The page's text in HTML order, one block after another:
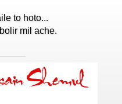
to hoto...
mil ache.